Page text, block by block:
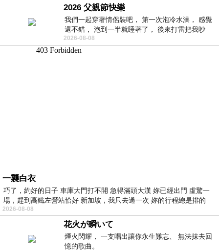
2026 父親節快樂
我們一起穿著情侶裝吧， 第一次泡冷水澡， 感覺
還不錯， 泡到一半就睡著了， 後來打雷把我吵
醒， 手
2026-08-08
一襲白衣
巧了，約好的日子 車庫大門打不開 急得滿頭大漢 妳已經出門 虛驚一
場，趕到高鐵左營站恰好 新加坡，我只去過一次 妳的行程總是排的
2026-08-08
花火が瞬いて
煙火閃耀， 一支唱出讓你永生難忘、 無法抹去回
憶的歌曲。